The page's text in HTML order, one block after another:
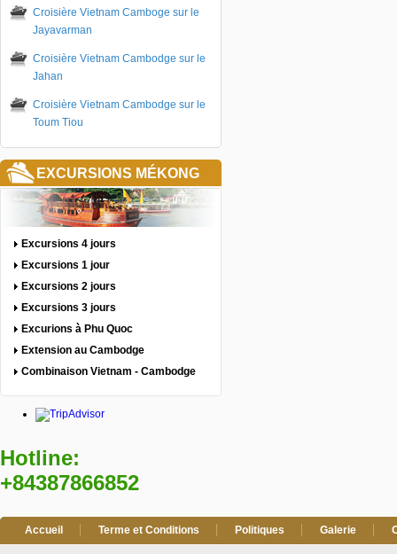
Croisière Vietnam Camboge sur le
Jayavarman
Croisière Vietnam Cambodge sur le
Jahan
Croisière Vietnam Cambodge sur le
Toum Tiou
EXCURSIONS MÉKONG
Excursions 4 jours
Excursions 1 jour
Excursions 2 jours
Excursions 3 jours
Excurions à Phu Quoc
Extension au Cambodge
Combinaison Vietnam - Cambodge
Hotline:
+84387866852
Accueil Terme et Conditions Politiques Galerie